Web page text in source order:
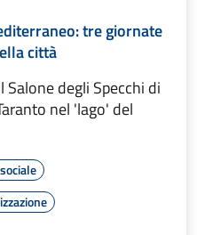
tre giornate
città
degli Specchi di
nel 'lago' del